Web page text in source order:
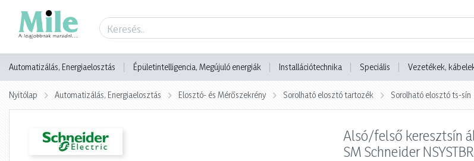
Automatizálás, Energiaelosztás Épületintelligencia, Megújuló energiák Installációtechnika Speciális Vezetékek,
Nyitólap Automatizálás, Energiaelosztás Elosztó- és Mérőszekrény Sorolható elosztó tartozék Sorolható elosztó ts-sín
Alsó/felső keresztsín
SM Schneider
Termék adatlap